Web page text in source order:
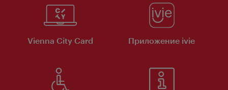
Vienna City Card Приложение ivie